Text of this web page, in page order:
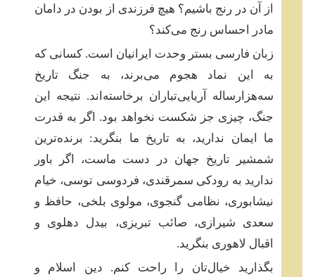
از آن در رنج باشیم؟ هیچ فرزندی از بودن در دامان
مادر احساس رنج می‌کند؟
زبان فارسی بستر وحدت ایرانیان است. کسانی که
به این نماد هجوم می‌برند، به جنگ تاریخ
سه‌هزارساله‌ آریایی‌تباران برخاسته‌اند. نتیجه‌ این
جنگ، چیزی جز شکست نخواهد بود. اگر به قدرت
ما ایمان ندارید، به تاریخ ما بنگرید: برنده‌ترین
شمشیر تاریخ جهان در دست ماست، اگر باور
ندارید به رودکی سمرقندی، فردوسی توسی، خیام
نیشابوری، نظامی گنجوی، مولوی بلخی، حافظ و
سعدی شیرازی، صائب تبریزی، بیدل دهلوی و
اقبال لاهوری بنگرید.
بگذارید خیال‌تان را راحت کنم. دین اسلام و